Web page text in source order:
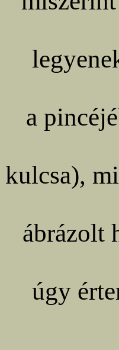
a
kulcsa),
ábrázolt
úgy